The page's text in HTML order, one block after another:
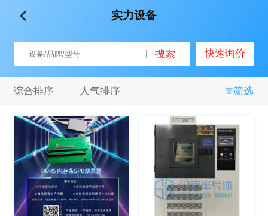
实力设备
搜索 快速询价
综合排序 人气排序 筛选
全部 微见智能 其他
全部 自动化 半自动化 测试
非标设计 接口拓展 包装
组装